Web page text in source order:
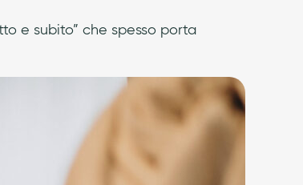
e subito” che spesso porta